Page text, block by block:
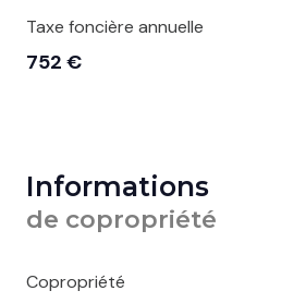
Taxe foncière annuelle
752 €
Informations
de copropriété
Copropriété